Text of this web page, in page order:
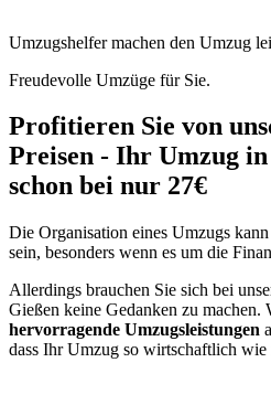
Umzugshelfer machen den Umzug
Freudevolle Umzüge für Sie.
Profitieren Sie von
Preisen - Ihr Umzug
schon bei nur 27€
Die Organisation eines Umzugs
sein, besonders wenn es um die
Allerdings brauchen Sie sich bei
Gießen keine Gedanken zu machen.
hervorragende Umzugsleistungen
dass Ihr Umzug so wirtschaftlich